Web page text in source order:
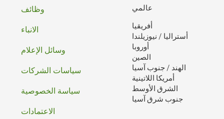
عالمي
أفريقيا
أستراليا / نيوزيلندا
أوروبا
الصين
الهند / جنوب آسيا
أمريكا اللاتينية
الشرق الأوسط
جنوب شرق آسيا
تذييل
الصفحه
وظائف
الانباء
وسائل الإعلام
سياسات الشركات
سياسة الخصوصية
الاعتمادات